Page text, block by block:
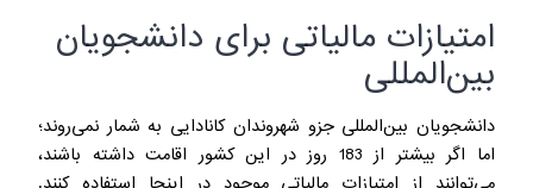
امتیازات مالیاتی برای دانشجویان
بین‌المللی
دانشجویان بین‌المللی جزو شهروندان کانادایی به شمار نمی‌روند؛
اما اگر بیشتر از 183 روز در این کشور اقامت داشته باشند،